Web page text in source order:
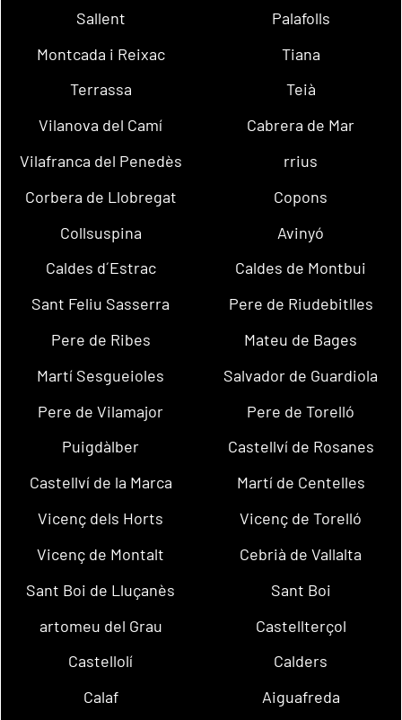
Sallent
Palafolls
Montcada i Reixac
Tiana
Terrassa
Teià
Vilanova del Camí
Cabrera de Mar
Vilafranca del Penedès
rrius
Corbera de Llobregat
Copons
Collsuspina
Avinyó
Caldes d´Estrac
Caldes de Montbui
Sant Feliu Sasserra
Pere de Riudebitlles
Pere de Ribes
Mateu de Bages
Martí Sesgueioles
Salvador de Guardiola
Pere de Vilamajor
Pere de Torelló
Puigdàlber
Castellví de Rosanes
Castellví de la Marca
Martí de Centelles
Vicenç dels Horts
Vicenç de Torelló
Vicenç de Montalt
Cebrià de Vallalta
Sant Boi de Lluçanès
Sant Boi
artomeu del Grau
Castellterçol
Castellolí
Calders
Calaf
Aiguafreda